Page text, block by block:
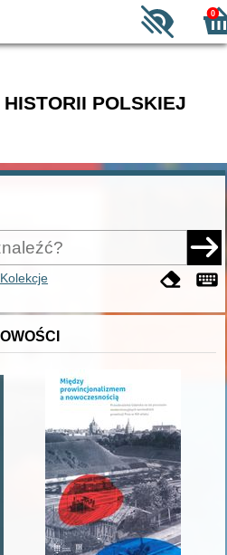
0
POLSKIEJ
Kolekcje